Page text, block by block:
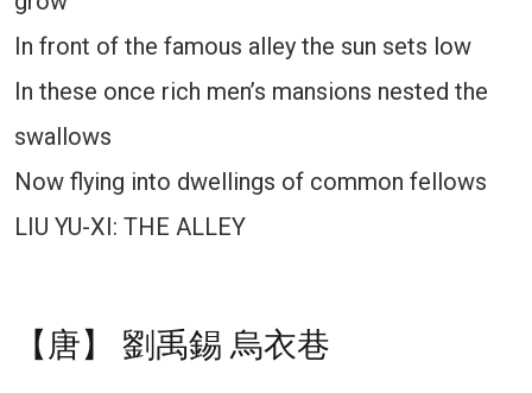
In front of the famous alley the sun sets low
In these once rich men’s mansions nested the
swallows
Now flying into dwellings of common fellows
LIU YU-XI: THE ALLEY
【唐】 劉禹錫 烏衣巷